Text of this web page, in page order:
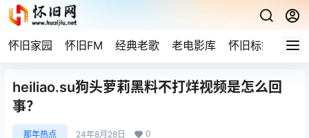
怀旧家园 怀旧FM 经典老歌 老电影库 怀旧标签 网
heiliao.su狗头萝莉黑料不打烊视频是怎么回
事？
那年热点 24年8月28日 0